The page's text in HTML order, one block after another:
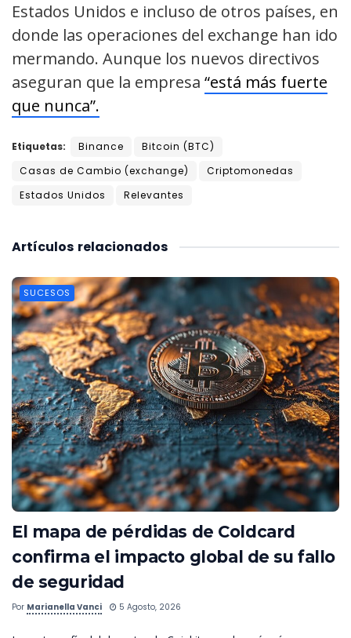
Estados Unidos e incluso de otros países, en
donde las operaciones del exchange han ido
mermando. Aunque los nuevos directivos
aseguran que la empresa “está más fuerte
que nunca”.
Etiquetas: Binance
Bitcoin (BTC)
Casas de Cambio (exchange)
Criptomonedas
Estados Unidos
Relevantes
relacionados
Artículos
SUCESOS
El mapa de pérdidas de Coldcard
confirma el impacto global de su fallo
de seguridad
Por Marianella Vanci 5 Agosto, 2026